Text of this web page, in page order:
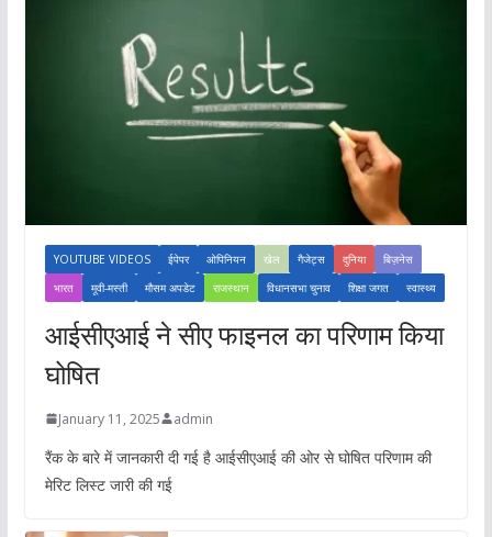
YOUTUBE VIDEOS ईपेपर ओपिनियन खेल गैजेट्स दुनिया
बिज़नेस
भारत
मूवी-मस्ती मौसम अपडेट राजस्थान विधानसभा चुनाव शिक्षा जगत स्वास्थ्य
आईसीएआई ने सीए फाइनल का परिणाम किया
घोषित
January 11, 2025 admin
रैंक के बारे में जानकारी दी गई है आईसीएआई की ओर से घोषित परिणाम की
मेरिट लिस्ट जारी की गई